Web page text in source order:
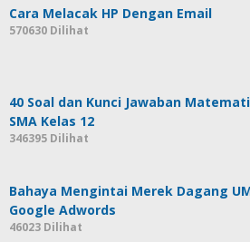
Cara Melacak HP Dengan Email
570630 Dilihat
40 Soal dan Kunci Jawaban
SMA Kelas 12
346395 Dilihat
Bahaya Mengintai Merek Dagang
Google Adwords
46023 Dilihat